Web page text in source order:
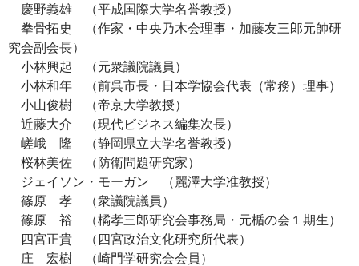
慶野義雄 （平成国際大学名誉教授）
拳骨拓史 （作家・中央乃木会理事・加藤友三郎元帥研
究会副会長）
小林興起 （元衆議院議員）
小林和年 （前呉市長・日本学協会代表（常務）理事）
小山俊樹 （帝京大学教授）
近藤大介 （現代ビジネス編集次長）
嵯峨 隆 （静岡県立大学名誉教授）
桜林美佐 （防衛問題研究家）
ジェイソン・モーガン （麗澤大学准教授）
篠原 孝 （衆議院議員）
篠原 裕 （橘孝三郎研究会事務局・元楯の会１期生）
四宮正貴 （四宮政治文化研究所代表）
庄 宏樹 （崎門学研究会会員）